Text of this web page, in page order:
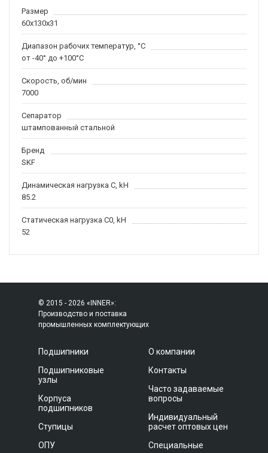
Размер
60x130x31
Диапазон рабочих температур, °C
от -40° до +100°C
Скорость, об/мин
7000
Сепаратор
штампованный стальной
Бренд
SKF
Динамическая нагрузка C, kН
85.2
Статическая нагрузка C0, kH
52
© 2015 - 2026 «INNER»:
Производство и поставка
промышленных комплектующих
Подшипники
Подшипниковые
узлы
Корпуса
подшипников
Ступицы
ОПУ
О компании
Контакты
Часто задаваемые
вопросы
Индивидуальный
расчет оптовых цен
Специальные